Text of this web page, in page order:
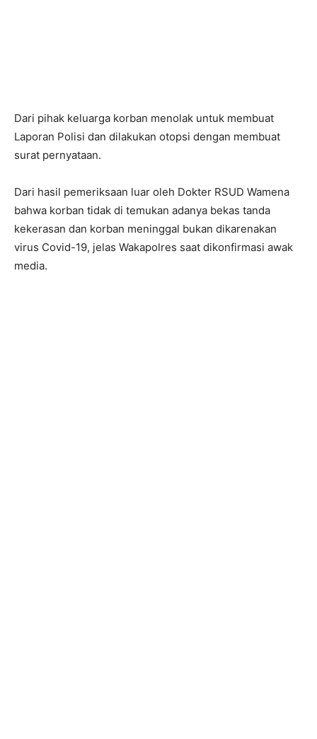
Dari pihak keluarga korban menolak untuk membuat
Laporan Polisi dan dilakukan otopsi dengan membuat
surat pernyataan.
Dari hasil pemeriksaan luar oleh Dokter RSUD Wamena
bahwa korban tidak di temukan adanya bekas tanda
kekerasan dan korban meninggal bukan dikarenakan
virus Covid-19, jelas Wakapolres saat dikonfirmasi awak
media.